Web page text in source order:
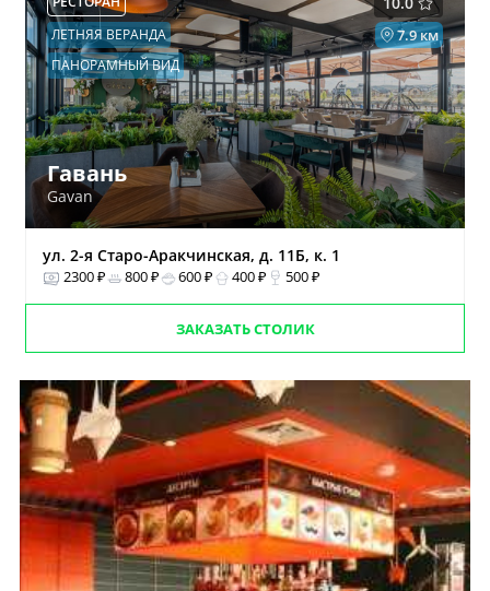
7.9 км
ЛЕТНЯЯ ВЕРАНДА
ПАНОРАМНЫЙ ВИД
Гавань
Gavan
ул. 2-я Старо-Аракчинская, д. 11Б, к. 1
2300 ₽ 800 ₽ 600 ₽ 400 ₽ 500 ₽
ЗАКАЗАТЬ СТОЛИК